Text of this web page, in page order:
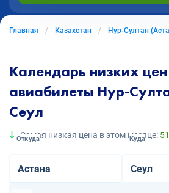
Главная Казахстан Нур-Султан
Календарь низких
авиабилеты Нур-
Сеул
Самая низкая цена в этом месяце:
Откуда Куда